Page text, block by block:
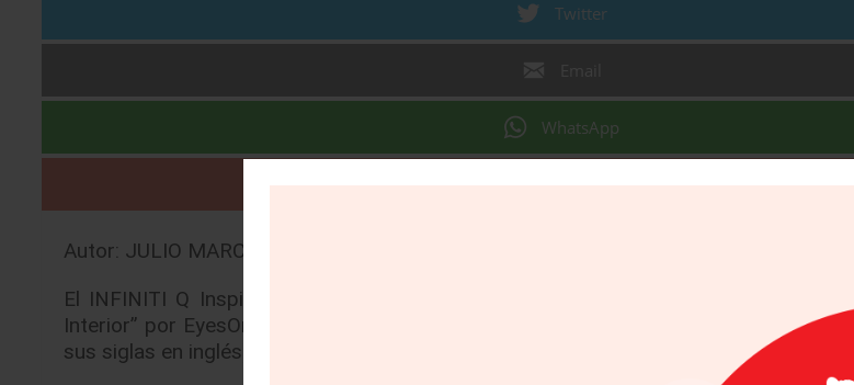
Twitter
WhatsApp
Gmail
Autor: JULIO MARCELO BRITO ALVISO |
El INFINITI Q Inspiration Concept fue premiado como el “Mejor Vehículo
Interior” por EyesOn Design en el Salón Internacional del Automóvil de América del
sus siglas en inglés).